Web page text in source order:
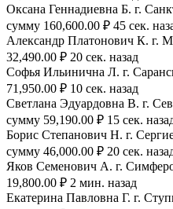
Оксана Геннадиевна Б. г.
сумму 160,600.00 ₽ 45 сек.
Александр Платонович К. г.
32,490.00 ₽ 20 сек. назад
Софья Ильинична Л. г.
71,950.00 ₽ 10 сек. назад
Светлана Эдуардовна В. г.
сумму 59,190.00 ₽ 15 сек.
Борис Степанович Н. г.
сумму 46,000.00 ₽ 20 сек.
Яков Семенович А. г.
19,800.00 ₽ 2 мин. назад
Екатерина Павловна Г. г.